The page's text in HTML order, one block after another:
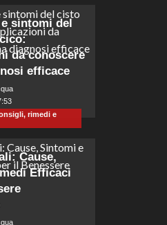
sintomi del
da conoscere
efficace
rimedi e
Cause,
Efficaci